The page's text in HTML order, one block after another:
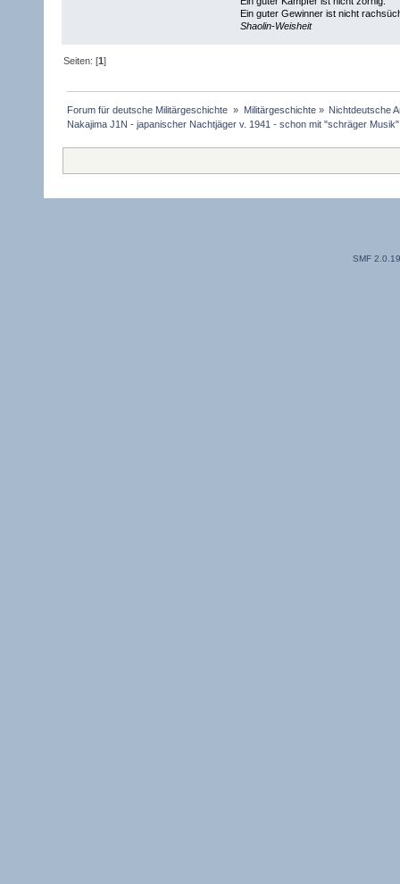
Ein guter Gewinner ist nicht
Shaolin-Weisheit
Seiten: [1]
Forum für deutsche Militärgeschichte » Militärgeschichte» Nichtdeutsche
Nakajima J1N - japanischer Nachtjäger v. 1941 - schon mit "schräger
SMF 2.0.19